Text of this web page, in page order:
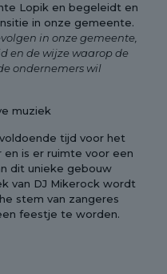
Lopik en begeleidt en
in onze gemeente.
in onze gemeente,
en de wijze waarop de
ondernemers wil
muziek
tijd voor het
en is er ruimte voor een
dit unieke gebouw
van DJ Mikerock wordt
stem van zangeres
feestje te worden.